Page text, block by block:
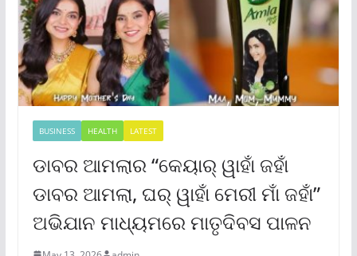
BUSINESS HEALTH LATEST
ଡାବର ଆମଲାର “କେୟାର୍ ୱାହାଁ ଜହାଁ
ଡାବର ଆମଲା, ଘର୍ ୱାହାଁ ମେରୀ ମାଁ ଜହାଁ”
ଅଭିଯାନ ମାଧ୍ୟମରେ ମାତୃଦିବସ ପାଳନ